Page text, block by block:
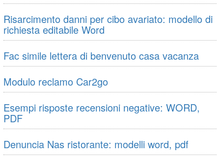
Risarcimento danni per cibo avariato: modello di
richiesta editabile Word
Fac simile lettera di benvenuto casa vacanza
Modulo reclamo Car2go
Esempi risposte recensioni negative: WORD,
PDF
Denuncia Nas ristorante: modelli word, pdf